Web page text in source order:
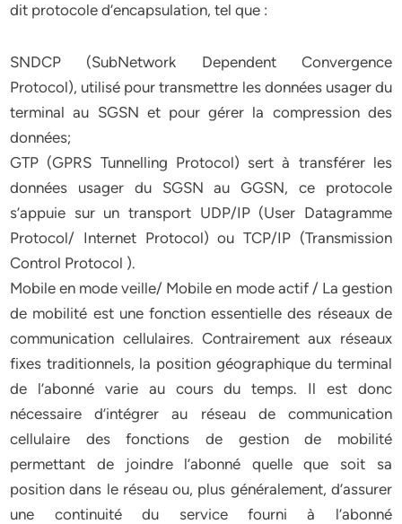
dit protocole d’encapsulation, tel que :
SNDCP (SubNetwork Dependent Convergence
Protocol), utilisé pour transmettre les données usager du
terminal au SGSN et pour gérer la compression des
données;
GTP (GPRS Tunnelling Protocol) sert à transférer les
données usager du SGSN au GGSN, ce protocole
s’appuie sur un transport UDP/IP (User Datagramme
Protocol/ Internet Protocol) ou TCP/IP (Transmission
Control Protocol ).
Mobile en mode veille/ Mobile en mode actif / La gestion
de mobilité est une fonction essentielle des réseaux de
communication cellulaires. Contrairement aux réseaux
fixes traditionnels, la position géographique du terminal
de l’abonné varie au cours du temps. Il est donc
nécessaire d’intégrer au réseau de communication
cellulaire des fonctions de gestion de mobilité
permettant de joindre l’abonné quelle que soit sa
position dans le réseau ou, plus généralement, d’assurer
une continuité du service fourni à l’abonné